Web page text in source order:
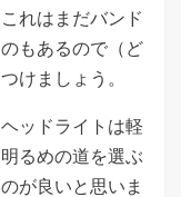
れはまだバンド
もあるので（ど
けましょう。
ッドライトは軽
るめの道を選ぶ
が良いと思いま